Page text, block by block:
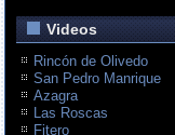
Videos
Rincón de Olivedo
San Pedro Manrique
Azagra
Las Roscas
Fitero